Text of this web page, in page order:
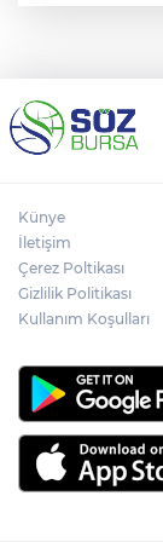
Künye
İletişim
Çerez Poltikası
Gizlilik Politikası
Kullanım Koşulları